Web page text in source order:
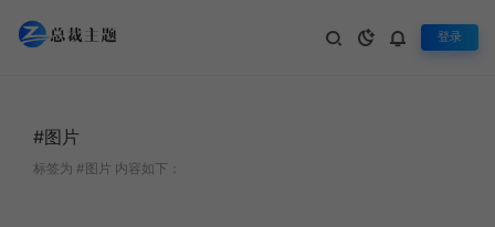
登录
#图片
标签为 #图片 内容如下：